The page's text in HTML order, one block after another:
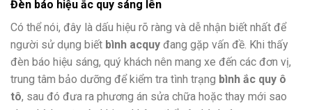
Đèn báo hiệu ắc quy sáng lên
Có thể nói, đây là dấu hiệu rõ ràng và dễ nhận biết nhất để
người sử dụng biết bình acquy đang gặp vấn đề. Khi thấy
đèn báo hiệu sáng, quý khách nên mang xe đến các đơn vị,
trung tâm bảo dưỡng để kiểm tra tình trạng bình ắc quy ô
tô, sau đó đưa ra phương án sửa chữa hoặc thay mới sao